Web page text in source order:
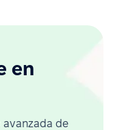
en
avanzada de